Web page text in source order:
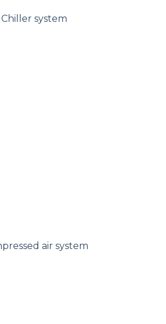
Chiller system
air system